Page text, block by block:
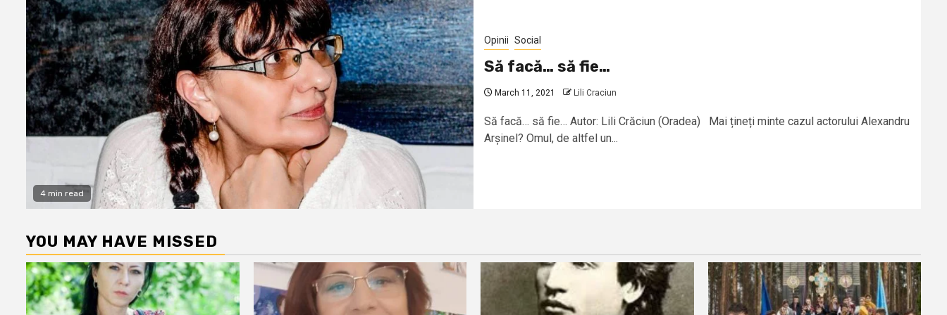
4 min read
Opinii Social
Să facă… să fie…
March 11, 2021 Lili Craciun
Să facă… să fie… Autor: Lili Crăciun (Oradea) Mai țineți minte cazul actorului Alexandru
Arșinel? Omul, de altfel un...
YOU MAY HAVE MISSED